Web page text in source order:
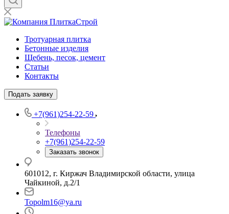
Тротуарная плитка
Бетонные изделия
Щебень, песок, цемент
Статьи
Контакты
Подать заявку
+7(961)254-22-59
Телефоны
+7(961)254-22-59
Заказать звонок
601012, г. Киржач Владимирской области, улица
Чайкиной, д.2/1
Topolm16@ya.ru